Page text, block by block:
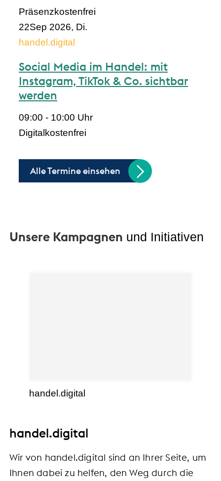
Präsenzkostenfrei
22Sep 2026, Di.
handel.digital
Social Media im Handel: mit
Instagram, TikTok & Co. sichtbar
werden
09:00 - 10:00 Uhr
Digital kostenfrei
Alle Termine einsehen
Unsere Kampagnen und Initiativen
handel.digital
handel.digital
Wir von handel.digital sind an Ihrer Seite, um
Ihnen dabei zu helfen, den Weg durch die